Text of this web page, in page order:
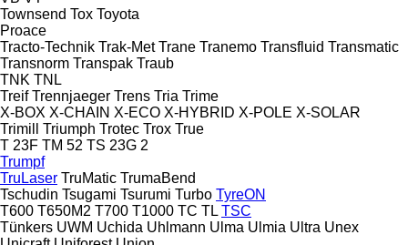
Townsend Tox Toyota
Proace
Tracto-Technik Trak-Met Trane Tranemo Transfluid Transmatic
Transnorm Transpak Traub
TNK TNL
Treif Trennjaeger Trens Tria Trime
X-BOX X-CHAIN X-ECO X-HYBRID X-POLE X-SOLAR
Trimill
Triumph Trotec Trox True
T 23F TM 52 TS 23G 2
Trumpf
TruLaser TruMatic TrumaBend
Tschudin Tsugami Tsurumi Turbo TyreON
T600 T650M2 T700 T1000 TC TL TSC
Tünkers UWM Uchida Uhlmann Ulma Ulmia Ultra Unex